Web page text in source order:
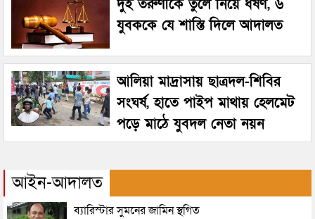
দুই তরুণীকে তুলে নিয়ে ধর্ষণ, ৬
যুবককে যে শাস্তি দিলে আদালত
আলিয়া মাদ্রাসায় ছাত্রদল-শিবির
সংঘর্ষ, হাতে পাইপ মাথায় হেলমেট
পড়ে মাঠে যুবদল নেতা নয়ন
আইন-আদালত
ব্যারিস্টার সুমনের জামিন স্থগিত